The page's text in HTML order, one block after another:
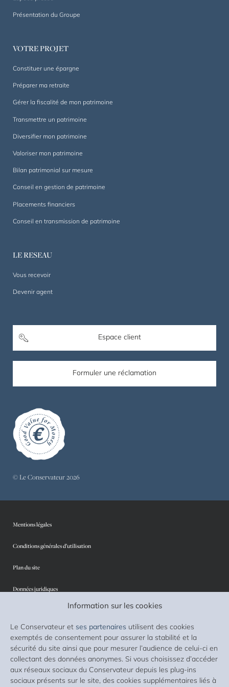
Information sur les cookies
Le Conservateur et ses partenaires utilisent des cookies
exemptés de consentement pour assurer la stabilité et la
sécurité du site ainsi que pour mesurer l’audience de celui-ci en
collectant des données anonymes. Si vous choisissez d’accéder
aux réseaux sociaux du Conservateur depuis les plug-ins
sociaux présents sur le site, des cookies supplémentaires liés à
Présentation du Groupe
VOTRE PROJET
Constituer une épargne
Préparer ma retraite
Gérer la fiscalité de mon patrimoine
Transmettre un patrimoine
Diversifier mon patrimoine
Valoriser mon patrimoine
Bilan patrimonial sur mesure
Conseil en gestion de patrimoine
Placements financiers
Conseil en transmission de patrimoine
LE RESEAU
Vous recevoir
Devenir agent
Espace client
Formuler une réclamation
© Le Conservateur 2026
Mentions légales
Conditions générales d’utilisation
Plan du site
Données juridiques
Protection des données personnelles
Sécurité
Cookies
Accessibilité : non conforme